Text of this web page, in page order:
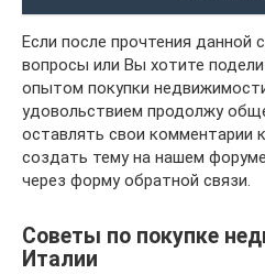
Если после прочтения данной
вопросы или Вы хотите
опытом покупки
удовольствием продолжу
оставлять свои комментарии
создать тему на нашем
через форму обратной связи.
Советы по покупке
Италии